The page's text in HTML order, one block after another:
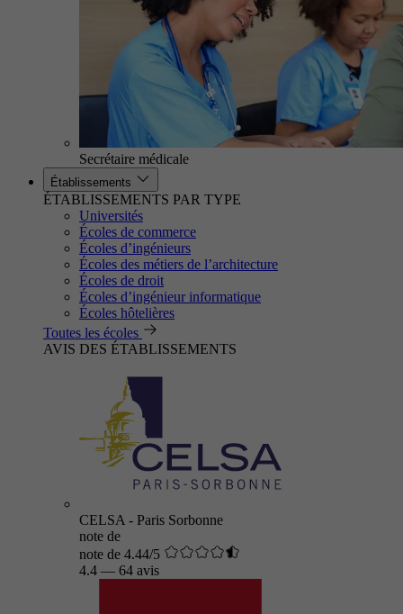
Secrétaire médicale
Établissements
ÉTABLISSEMENTS PAR TYPE
Universités
Écoles de commerce
Écoles d’ingénieurs
Écoles des métiers de l’architecture
Écoles de droit
Écoles d’ingénieur informatique
Écoles hôtelières
Toutes les écoles
AVIS DES ÉTABLISSEMENTS
CELSA - Paris Sorbonne
note de
note de 4.44/5
4.4 — 64 avis